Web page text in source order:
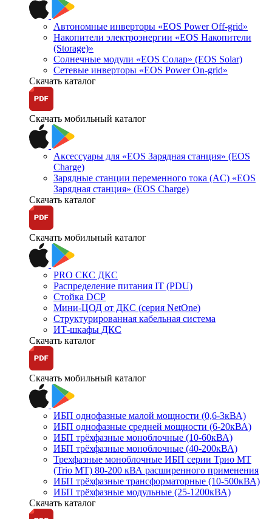
Автономные инверторы «EOS Power Off-grid»
Накопители электроэнергии «EOS Накопители
(Storage)»
Солнечные модули «EOS Солар» (EOS Solar)
Сетевые инверторы «EOS Power On-grid»
Скачать каталог
Скачать мобильный каталог
Аксессуары для «EOS Зарядная станция» (EOS
Charge)
Зарядные станции переменного тока (AC) «EOS
Зарядная станция» (EOS Charge)
Скачать каталог
Скачать мобильный каталог
PRO СКС ДКС
Распределение питания IT (PDU)
Стойка DCP
Мини-ЦОД от ДКС (серия NetOne)
Структурированная кабельная система
ИТ-шкафы ДКС
Скачать каталог
Скачать мобильный каталог
ИБП однофазные малой мощности (0,6-3кВА)
ИБП однофазные средней мощности (6-20кВА)
ИБП трёхфазные моноблочные (10-60кВА)
ИБП трёхфазные моноблочные (40-200кВА)
Трехфазные моноблочные ИБП серии Трио МТ
(Trio MT) 80-200 кВА расширенного применения
ИБП трёхфазные трансформаторные (10-500кВА)
ИБП трёхфазные модульные (25-1200кВА)
Скачать каталог